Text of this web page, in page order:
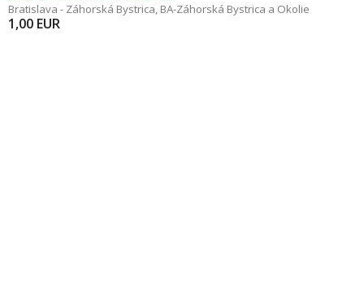
Bratislava - Záhorská Bystrica, BA-Záhorská Bystrica a Okolie
1,00 EUR